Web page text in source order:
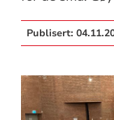
Publisert: